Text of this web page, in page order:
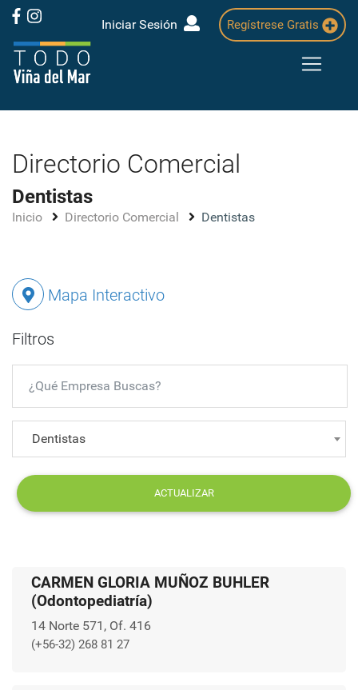
Iniciar Sesión Regístrese Gratis
Directorio Comercial
Dentistas
Inicio Directorio Comercial Dentistas
Mapa Interactivo
Filtros
Dentistas
ACTUALIZAR
CARMEN GLORIA MUÑOZ BUHLER
(Odontopediatría)
14 Norte 571, Of. 416
(+56-32) 268 81 27